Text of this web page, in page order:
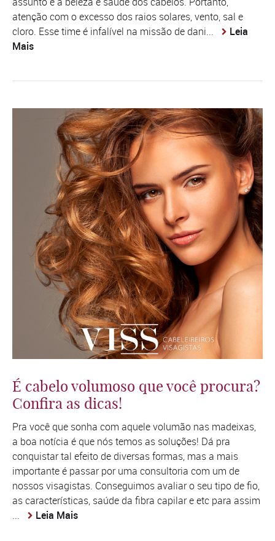
atenção com o excesso dos raios solares, vento, sal e
cloro. Esse time é infalível na missão de dani...
Leia
Mais
É cabelo volumoso que você procura?
Confira as dicas!
Pra você que sonha com aquele volumão nas madeixas,
a boa notícia é que nós temos as soluções! Dá pra
conquistar tal efeito de diversas formas, mas a mais
importante é passar por uma consultoria com um de
nossos visagistas. Conseguimos avaliar o seu tipo de fio,
as características, saúde da fibra capilar e etc para assim
...
Leia Mais